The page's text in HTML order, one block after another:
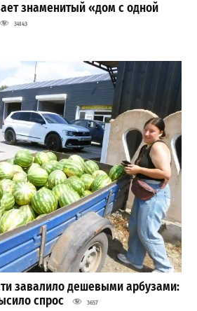
знаменитый «дом с одной
34143
завалило дешевыми арбузами:
спрос
3657